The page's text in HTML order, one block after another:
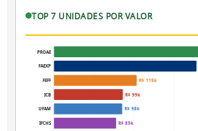
TOP 7 UNIDADES POR VALOR
PROAE
FAEXP
FEFF R$ 119k
ICB R$ 99k
UFAM R$ 98k
IFCHS R$ 89k